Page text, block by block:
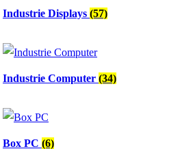
Industrie Displays (57)
Industrie Computer (34)
Box PC (6)